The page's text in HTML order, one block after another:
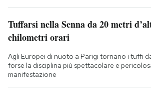
Tuffarsi nella Senna da 20 metri
chilometri orari
Agli Europei di nuoto a Parigi tornano i tuffi
forse la disciplina più spettacolare e
manifestazione